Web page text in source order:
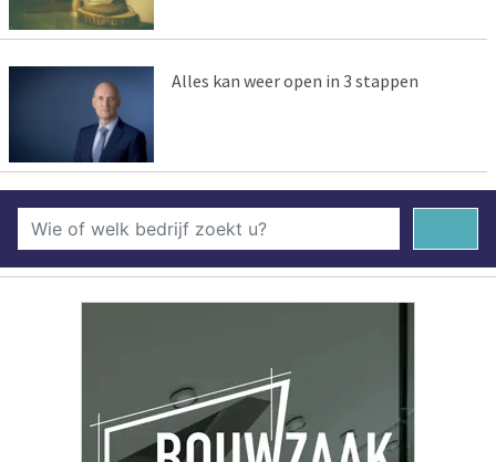
Alles kan weer open in 3 stappen